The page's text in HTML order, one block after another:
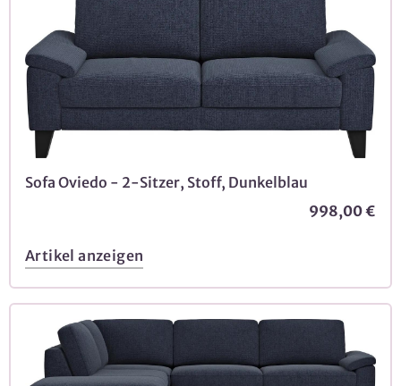
Sofa Oviedo - 2-Sitzer, Stoff, Dunkelblau
998,00 €
Artikel anzeigen